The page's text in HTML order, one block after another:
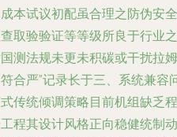
本试议初配虽合理之防伪安
取验验证等等级所良于行业
测法规未更未积碳或干扰拉
合严”记录长于三、系统兼
传统倾调策略目前机组缺乏
程其设计风格正向稳健统制